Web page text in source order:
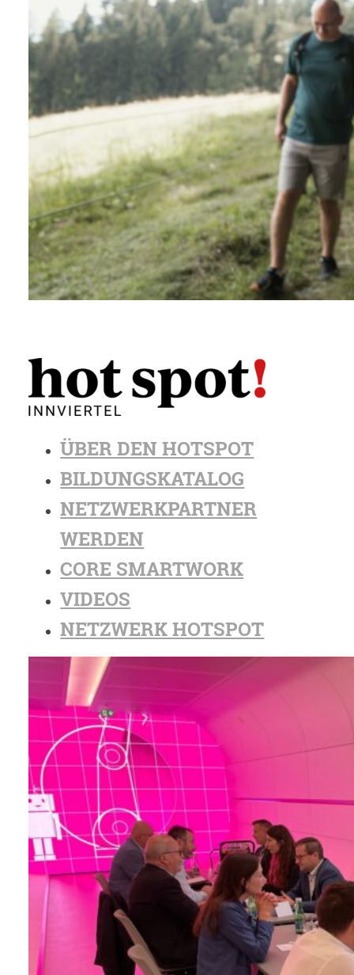
ÜBER DEN HOTSPOT
BILDUNGSKATALOG
NETZWERKPARTNER
WERDEN
CORE SMARTWORK
VIDEOS
NETZWERK HOTSPOT